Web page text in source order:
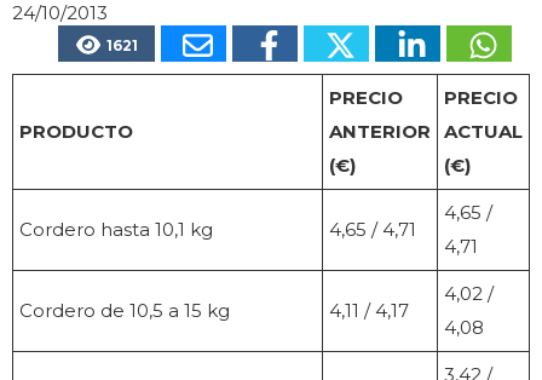
24/10/2013
1621
PRODUCTO
PRECIO
ANTERIOR
(€)
PRECIO
ACTUAL
(€)
Cordero hasta 10,1 kg 4,65 / 4,71
4,65 /
4,71
Cordero de 10,5 a 15 kg 4,11 / 4,17
4,02 /
4,08
3,42 /